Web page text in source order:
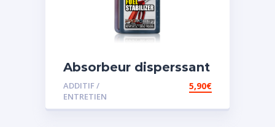
Absorbeur disperssant
d’eau pour carburant
ADDITIF /
ENTRETIEN
5,90€